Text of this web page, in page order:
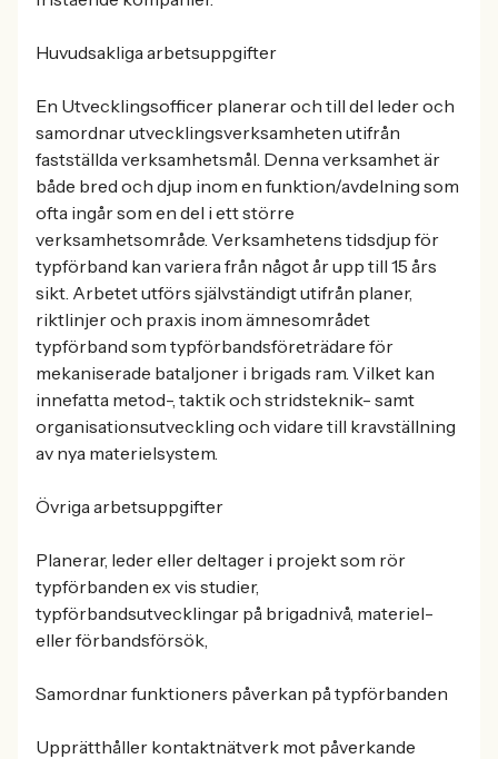
Huvudsakliga arbetsuppgifter
En Utvecklingsofficer planerar och till del leder och
samordnar utvecklingsverksamheten utifrån
fastställda verksamhetsmål. Denna verksamhet är
både bred och djup inom en funktion/avdelning som
ofta ingår som en del i ett större
verksamhetsområde. Verksamhetens tidsdjup för
typförband kan variera från något år upp till 15 års
sikt. Arbetet utförs självständigt utifrån planer,
riktlinjer och praxis inom ämnesområdet
typförband som typförbandsföreträdare för
mekaniserade bataljoner i brigads ram. Vilket kan
innefatta metod-, taktik och stridsteknik- samt
organisationsutveckling och vidare till kravställning
av nya materielsystem.
Övriga arbetsuppgifter
Planerar, leder eller deltager i projekt som rör
typförbanden ex vis studier,
typförbandsutvecklingar på brigadnivå, materiel-
eller förbandsförsök,
Samordnar funktioners påverkan på typförbanden
Upprätthåller kontaktnätverk mot påverkande